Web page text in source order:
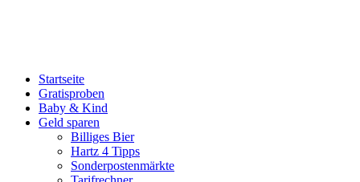
Startseite
Gratisproben
Baby & Kind
Geld sparen
Billiges Bier
Hartz 4 Tipps
Sonderpostenmärkte